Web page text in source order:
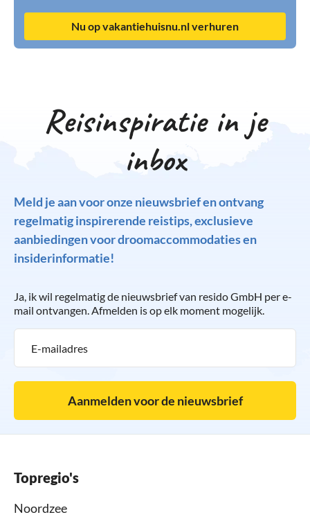
Nu op vakantiehuisnu.nl verhuren
Reisinspiratie in je
inbox
Meld je aan voor onze nieuwsbrief en ontvang
regelmatig inspirerende reistips, exclusieve
aanbiedingen voor droomaccommodaties en
insiderinformatie!
Ja, ik wil regelmatig de nieuwsbrief van resido GmbH per e-
mail ontvangen. Afmelden is op elk moment mogelijk.
Aanmelden voor de nieuwsbrief
Topregio's
Noordzee